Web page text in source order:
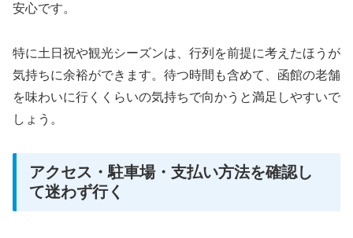
安心です。
特に土日祝や観光シーズンは、行列を前提に考えたほうが
気持ちに余裕ができます。待つ時間も含めて、函館の老舗
を味わいに行くくらいの気持ちで向かうと満足しやすいで
しょう。
アクセス・駐車場・支払い方法を確認し
て迷わず行く